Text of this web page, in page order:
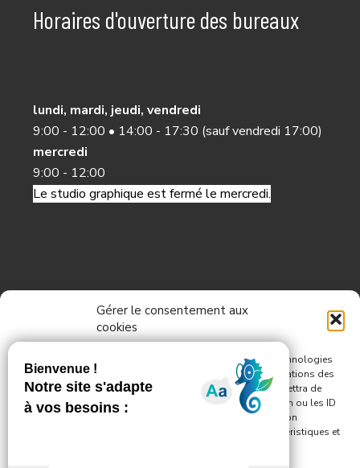
Gérer le consentement aux
cookies
Pour offrir les meilleures expériences, nous utilisons des technologies
telles que les cookies pour stocker et/ou accéder aux informations des
appareils. Le fait de consentir à ces technologies nous permettra de
traiter des données telles que le comportement de navigation ou les ID
uniques sur ce site. Le fait de ne pas consentir ou de retirer son
consentement peut avoir un effet négatif sur certaines caractéristiques et
Horaires d'ouverture des bureaux
lundi, mardi, jeudi, vendredi
9:00 - 12:00 • 14:00 - 17:30 (sauf vendredi 17:00)
mercredi
9:00 - 12:00
Le studio graphique est fermé le mercredi.
Informations
Nous contacter
Politique de confidentialité